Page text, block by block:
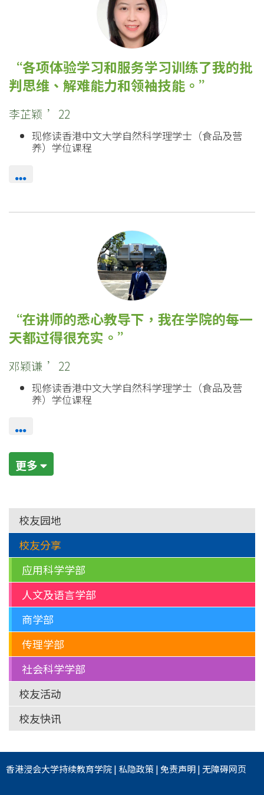
各项体验学习和服务学习训练了我的批
判思维、解难能力和领袖技能。
李芷颖 ’22
现修读香港中文大学自然科学理学士（食品及营
养）学位课程
在讲师的悉心教导下，我在学院的每一
天都过得很充实。
邓颖谦 ’22
现修读香港中文大学自然科学理学士（食品及营
养）学位课程
更多
校友园地
校友分享
应用科学学部
人文及语言学部
商学部
传理学部
社会科学学部
校友活动
校友快讯
香港浸会大学持续教育学院| 私隐政策|免责声明|无障碍网页